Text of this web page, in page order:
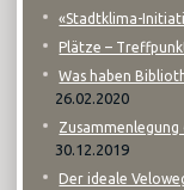
«Stadtklima-
Plätze –
Was haben
26.02.2020
Zusammenlegung
30.12.2019
Der ideale